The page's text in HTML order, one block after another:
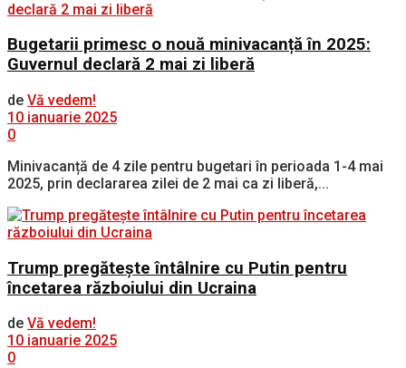
Bugetarii primesc o nouă minivacanță în 2025:
Guvernul declară 2 mai zi liberă
de Vă vedem!
10 ianuarie 2025
0
Minivacanță de 4 zile pentru bugetari în perioada 1-4 mai
2025, prin declararea zilei de 2 mai ca zi liberă,...
Trump pregătește întâlnire cu Putin pentru
încetarea războiului din Ucraina
de Vă vedem!
10 ianuarie 2025
0